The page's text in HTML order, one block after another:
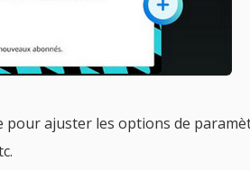
pour ajuster les options de